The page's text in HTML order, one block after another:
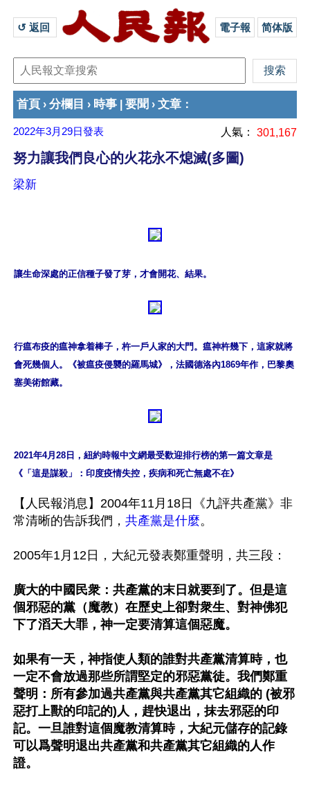
↺ 返回 電子報 简体版
首頁 › 分欄目 › 時事 要聞 › 文章 ：
2022年3月29日發表 人氣： 301,167
努力讓我們良心的火花永不熄滅(多圖)
梁新
讓生命深處的正信種子發了芽，才會開花、結果。
行瘟布疫的瘟神拿着棒子，杵一戶人家的大門。瘟神杵幾下，這家就將
會死幾個人。《被瘟疫侵襲的羅馬城》，法國德洛內1869年作，巴黎奧
塞美術館藏。
2021年4月28日，紐約時報中文網最受歡迎排行榜的第一篇文章是
《「這是謀殺」：印度疫情失控，疾病和死亡無處不在》
【人民報消息】2004年11月18日《九評共產黨》非
常清晰的告訴我們， 共產黨是什麼。
2005年1月12日，大紀元發表鄭重聲明，共三段：
廣大的中國民衆：共產黨的末日就要到了。但是這
個邪惡的黨（魔教）在歷史上卻對衆生、對神佛犯
下了滔天大罪，神一定要清算這個惡魔。
如果有一天，神指使人類的誰對共產黨清算時，也
一定不會放過那些所謂堅定的邪惡黨徒。我們鄭重
聲明：所有參加過共產黨與共產黨其它組織的 (被邪
惡打上獸的印記的)人，趕快退出，抹去邪惡的印
記。一旦誰對這個魔教清算時，大紀元儲存的記錄
可以爲聲明退出共產黨和共產黨其它組織的人作
證。